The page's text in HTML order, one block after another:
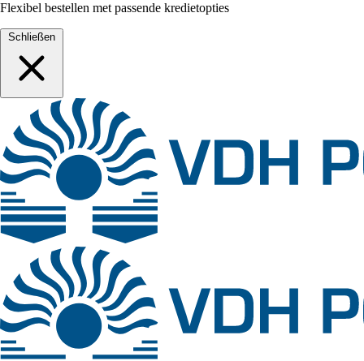
Flexibel bestellen met passende kredietopties
Schließen